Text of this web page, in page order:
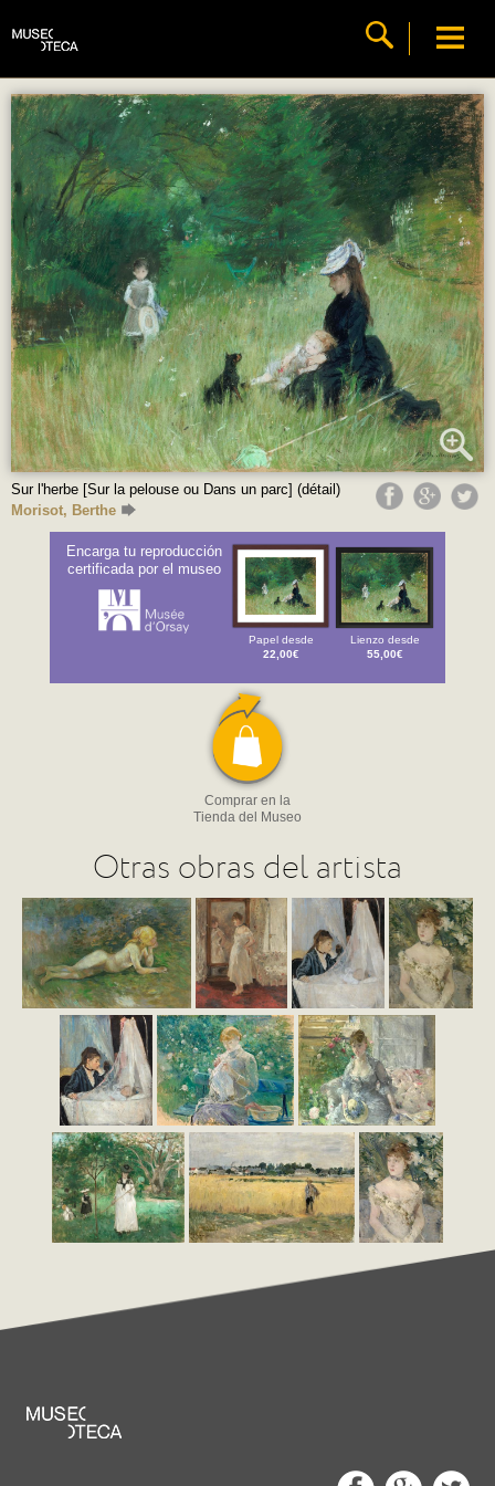
Sur l'herbe [Sur la pelouse ou Dans un parc] (détail)
Morisot, Berthe
Encarga tu reproducción
certificada por el museo
Papel desde
22,00€
Lienzo desde
55,00€
Comprar en la
Tienda del Museo
Otras obras del artista